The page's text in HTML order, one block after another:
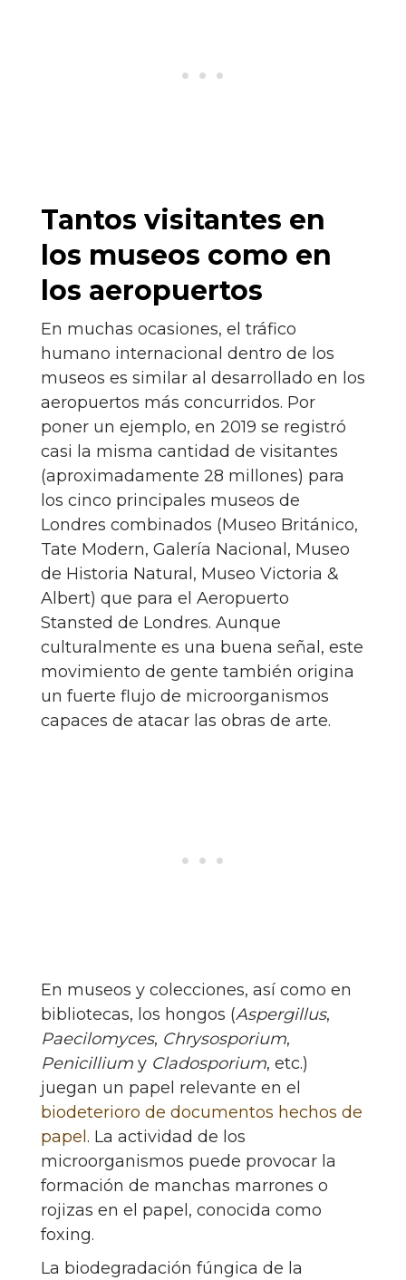
Tantos visitantes en
los museos como en
los aeropuertos
En muchas ocasiones, el tráfico
humano internacional dentro de los
museos es similar al desarrollado en los
aeropuertos más concurridos. Por
poner un ejemplo, en 2019 se registró
casi la misma cantidad de visitantes
(aproximadamente 28 millones) para
los cinco principales museos de
Londres combinados (Museo Británico,
Tate Modern, Galería Nacional, Museo
de Historia Natural, Museo Victoria &
Albert) que para el Aeropuerto
Stansted de Londres. Aunque
culturalmente es una buena señal, este
movimiento de gente también origina
un fuerte flujo de microorganismos
capaces de atacar las obras de arte.
En museos y colecciones, así como en
bibliotecas, los hongos (Aspergillus,
Paecilomyces, Chrysosporium,
Penicillium y Cladosporium, etc.)
juegan un papel relevante en el
biodeterioro de documentos hechos de
papel . La actividad de los
microorganismos puede provocar la
formación de manchas marrones o
rojizas en el papel, conocida como
foxing.
La biodegradación fúngica de la